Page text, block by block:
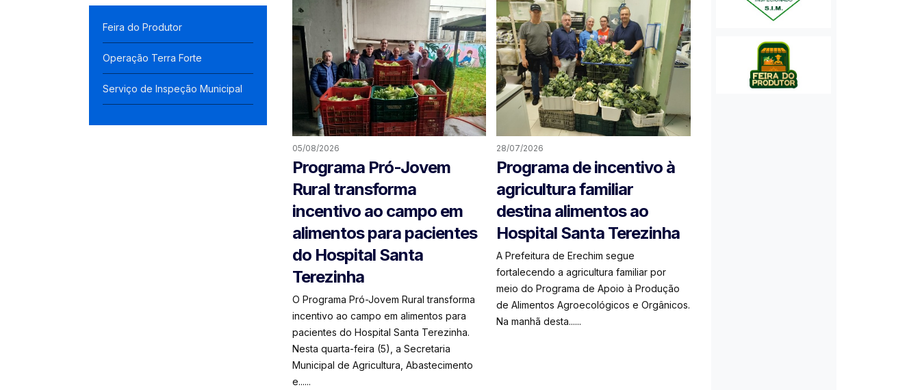
Feira do Produtor
Operação Terra Forte
Serviço de Inspeção Municipal
05/08/2026
Programa Pró-Jovem
Rural transforma
incentivo ao campo em
alimentos para pacientes
do Hospital Santa
Terezinha
O Programa Pró-Jovem Rural transforma
incentivo ao campo em alimentos para
pacientes do Hospital Santa Terezinha.
Nesta quarta-feira (5), a Secretaria
Municipal de Agricultura, Abastecimento
e......
28/07/2026
Programa de incentivo à
agricultura familiar
destina alimentos ao
Hospital Santa Terezinha
A Prefeitura de Erechim segue
fortalecendo a agricultura familiar por
meio do Programa de Apoio à Produção
de Alimentos Agroecológicos e Orgânicos.
Na manhã desta......